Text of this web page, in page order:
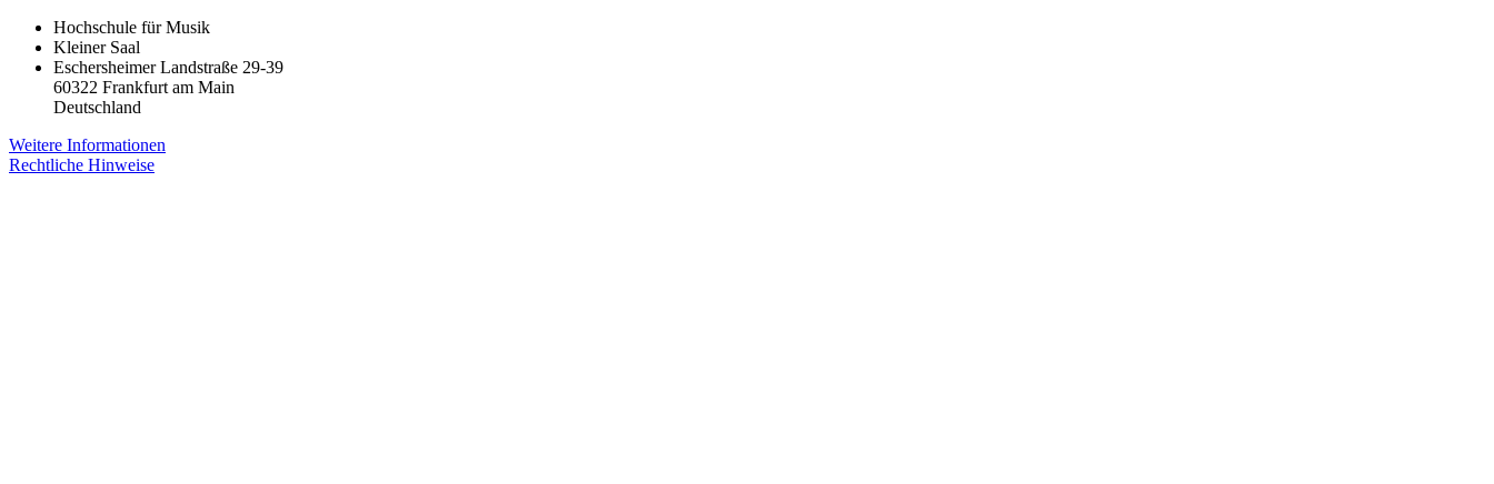
Hochschule für Musik
Kleiner Saal
Eschersheimer Landstraße 29-39
60322 Frankfurt am Main
Deutschland
Weitere Informationen
Rechtliche Hinweise